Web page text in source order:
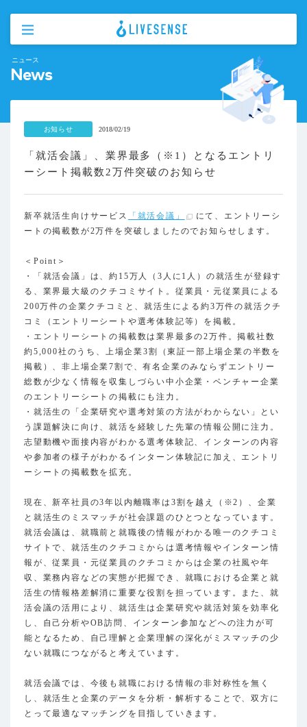
ニュース
News
お知らせ 2018/02/19
「就活会議」、業界最多（※1）となるエントリ
ーシート掲載数2万件突破のお知らせ
新卒就活生向けサービス 「就活会議」
にて、エントリーシ
ートの掲載数が2万件を突破しましたのでお知らせします。
＜Point＞
・「就活会議」は、約15万人（3人に1人）の就活生が登録す
る、業界最大級のクチコミサイト。従業員・元従業員による
200万件の企業クチコミと、就活生による約3万件の就活クチ
コミ（エントリーシートや選考体験記等）を掲載。
・エントリーシートの掲載数は業界最多の2万件。掲載社数
約5,000社のうち、上場企業3割（東証一部上場企業の半数を
掲載）、非上場企業7割で、有名企業のみならずエントリー
総数が少なく情報を収集しづらい中小企業・ベンチャー企業
のエントリーシートの掲載にも注力。
・就活生の「企業研究や選考対策の方法がわからない」とい
う課題解決に向け、就活を経験した先輩の情報公開に注力。
志望動機や面接内容がわかる選考体験記、インターンの内容
や参加者の様子がわかるインターン体験記に加え、エントリ
ーシートの掲載数を拡充。
現在、新卒社員の3年以内離職率は3割を越え（※2）、企業
と就活生のミスマッチが社会課題のひとつとなっています。
就活会議は、就職前と就職後の情報がわかる唯一のクチコミ
サイトで、就活生のクチコミからは選考情報やインターン情
報が、従業員・元従業員のクチコミからは企業の社風や年
収、業務内容などの実態が把握でき、就職における企業と就
活生の情報格差解消に重要な役割を担っています。また、就
活会議の活用により、就活生は企業研究や就活対策を効率化
し、自己分析やOB訪問、インターン参加などへの注力が可
能となるため、自己理解と企業理解の深化がミスマッチの少
ない就職につながると考えています。
就活会議では、今後も就職における情報の非対称性を無く
し、就活生と企業のデータを分析・解析することで、双方に
とって最適なマッチングを目指していきます。